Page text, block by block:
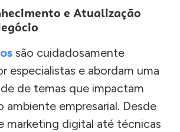
e Atualização
são cuidadosamente
especialistas e abordam uma
de temas que impactam
ambiente empresarial. Desde
marketing digital até técnicas